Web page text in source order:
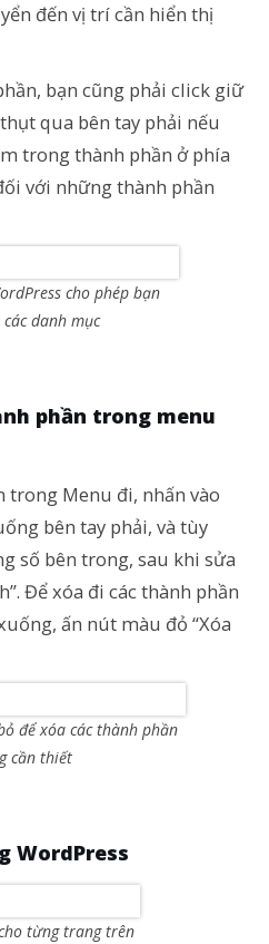
đến vị trí cần hiển thị
bạn cũng phải click giữ
qua bên tay phải nếu
trong thành phần ở phía
với những thành phần
cho phép bạn
danh mục
phần trong menu
trong Menu đi, nhấn vào
bên tay phải, và tùy
số bên trong, sau khi sửa
Để xóa đi các thành phần
ấn nút màu đỏ “Xóa
để xóa các thành phần
cần thiết
WordPress
từng trang trên